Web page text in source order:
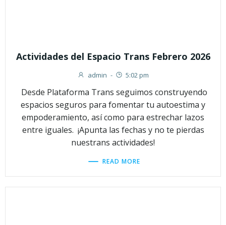
Actividades del Espacio Trans Febrero 2026
admin - 5:02 pm
Desde Plataforma Trans seguimos construyendo
espacios seguros para fomentar tu autoestima y
empoderamiento, así como para estrechar lazos
entre iguales. ¡Apunta las fechas y no te pierdas
nuestrans actividades!
READ MORE